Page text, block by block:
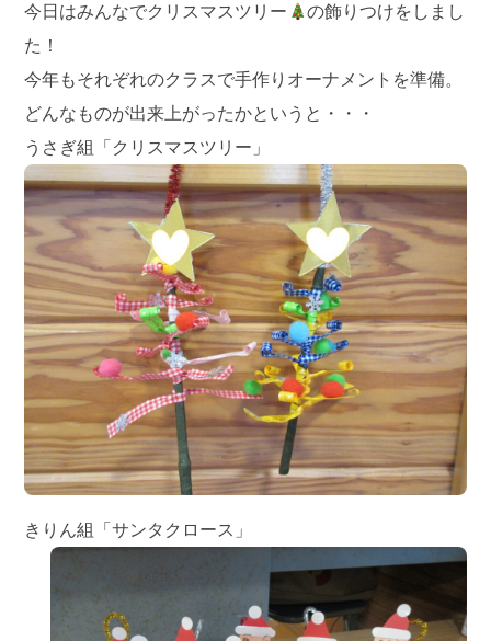
今日はみんなでクリスマスツリー
の飾りつけをしまし
た！
今年もそれぞれのクラスで手作りオーナメントを準備。
どんなものが出来上がったかというと・・・
うさぎ組「クリスマスツリー」
きりん組「サンタクロース」